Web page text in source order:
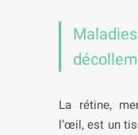
La rétine,
l’œil, est un